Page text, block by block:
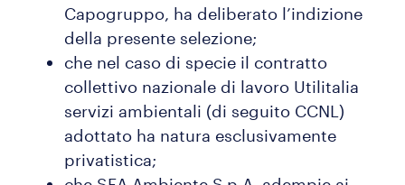
Capogruppo, ha deliberato l’indizione
della presente selezione;
che nel caso di specie il contratto
collettivo nazionale di lavoro Utilitalia
servizi ambientali (di seguito CCNL)
adottato ha natura esclusivamente
privatistica;